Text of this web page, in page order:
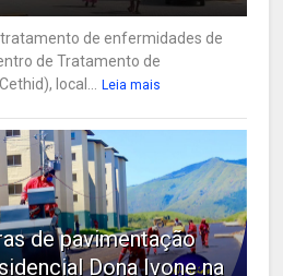
tratamento de enfermidades de
de Tratamento de
local...
Leia mais
de pavimentação
Dona Ivone na